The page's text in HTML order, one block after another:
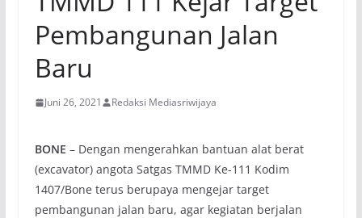
Pembangunan Jalan
Baru
Juni 26, 2021 Redaksi Mediasriwijaya
BONE – Dengan mengerahkan bantuan alat berat
(excavator) angota Satgas TMMD Ke-111 Kodim
1407/Bone terus berupaya mengejar target
pembangunan jalan baru, agar kegiatan berjalan